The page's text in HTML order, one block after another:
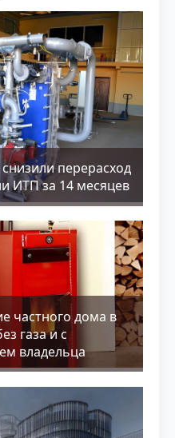
перерасход
ИТП за 14 месяцев
частного дома в
газа и с
владельца